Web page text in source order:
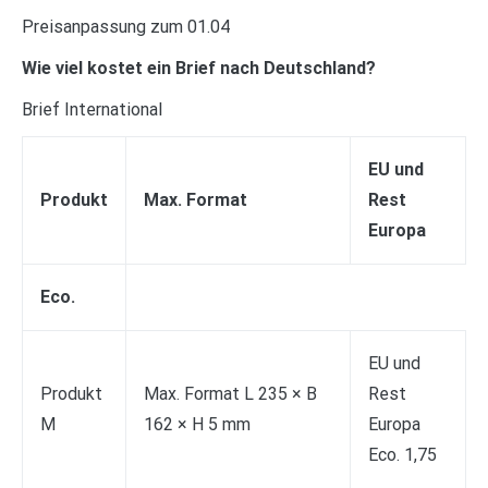
Preisanpassung zum 01.04
Wie viel kostet ein Brief nach Deutschland?
Brief International
Produkt Max. Format
EU und
Rest
Europa
Eco.
Produkt
M
Max. Format L 235 × B
162 × H 5 mm
EU und
Rest
Europa
Eco. 1,75